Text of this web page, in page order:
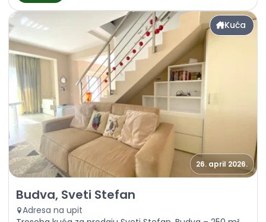
Kuća
26. april 2026.
Prodaja - Kuća Budva, Sveti Stefan
Budva, Sveti Stefan
Adresa na upit